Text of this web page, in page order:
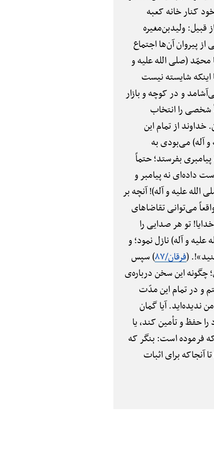
کنار خانه کعبه
قبیل: ولیدبن‌مغیره
پیروان آن‌ها اجتماع
(صلی الله علیه و
اینکه شایسته نیست
و در کوچه و بازار
شخصی را انتخاب
از تمام این
و آله) می‌بودی به
بفرستد؛ حتماً
داده‌ای نه پیامبر و
علیه و آله)! آنچه بر
می‌توانی تقاضاهای
تو هر صدایی را
و آله) نازل نمود؛ و
(فرقان/۸۷
) سپس
چگونه این سخن درباره‌ی
و در تمام این مدّت
آیا گمان
حفظ و تأمین کند، یا
فرموده است: بنگر که
آنجاکه برای اثبات